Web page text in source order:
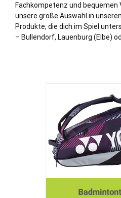
Fachkompetenz und bequemen
unsere große Auswahl in
Produkte, die dich im Spiel
– Bullendorf, Lauenburg (Elbe)